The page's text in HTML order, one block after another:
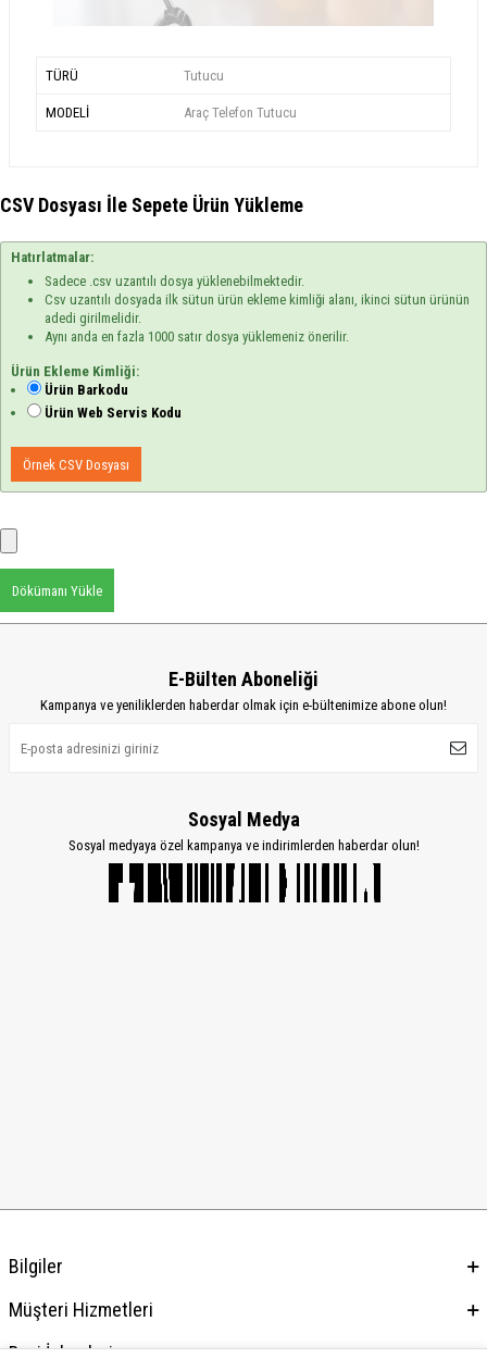
TÜRÜ Tutucu
MODELİ Araç Telefon Tutucu
CSV Dosyası İle Sepete Ürün Yükleme
Hatırlatmalar:
Sadece .csv uzantılı dosya yüklenebilmektedir.
Csv uzantılı dosyada ilk sütun ürün ekleme kimliği alanı, ikinci sütun ürünün
adedi girilmelidir.
Aynı anda en fazla 1000 satır dosya yüklemeniz önerilir.
Ürün Ekleme Kimliği:
Ürün Barkodu
Ürün Web Servis Kodu
Örnek CSV Dosyası
Dökümanı Yükle
E-Bülten Aboneliği
Kampanya ve yeniliklerden haberdar olmak için e-bültenimize abone olun!
Sosyal Medya
Sosyal medyaya özel kampanya ve indirimlerden haberdar olun!
Bilgiler
Müşteri Hizmetleri
Bayi İşlemleri